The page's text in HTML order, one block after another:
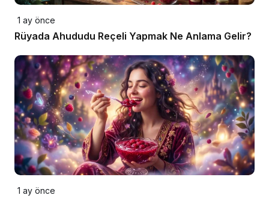
1 ay önce
Rüyada Ahududu Reçeli Yapmak Ne Anlama Gelir?
1 ay önce